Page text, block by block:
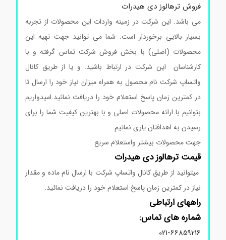
فروش ترهالوز دی هیدرات
می باشد. این شرکت در زمینه واردات این محصولات از تجربه
بسیار بالایی برخوردار است. شما می توانید جهت تهیه این
محصولات (اصلی) با بخش فروش شرکت تماس گرفته و با
کارشناسان این شرکت در ارتباط باشید. و یا از طریق کانال
واتساپ شرکت نام محصول به همراه میزان نیاز خود را ارسال تا
در کمترین زمان پاسخ استعلام خود را دریافت نمائید.امیدواریم
بتوانیم با ارائه محصولات اصلی و با بهترین کیفیت شما را برای
رسیدن به اهدافتان یاری نمائیم.
جهت محصولات بیشتر واستعلام سریع
قیمت ترهالوز دی هیدرات
میتوانید از طریق کانال واتساپ شرکت با ارسال نام ماده و مقدار
نیاز در کمترین زمان پاسخ استعلام خود را دریافت نمائید.
راههای ارتباطی
شماره های تماس:
021-66859216